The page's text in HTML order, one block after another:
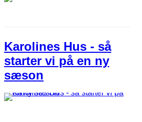
Karolines Hus - så
starter vi på en ny
sæson